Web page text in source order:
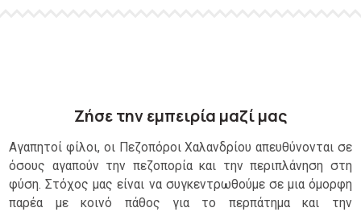
ε
ι
ς
Ζήσε την εμπειρία μαζί μας
Αγαπητοί φίλοι, οι Πεζοπόροι Χαλανδρίου απευθύνονται σε
όσους αγαπούν την πεζοπορία και την περιπλάνηση στη
φύση. Στόχος μας είναι να συγκεντρωθούμε σε μια όμορφη
παρέα με κοινό πάθος για το περπάτημα και την